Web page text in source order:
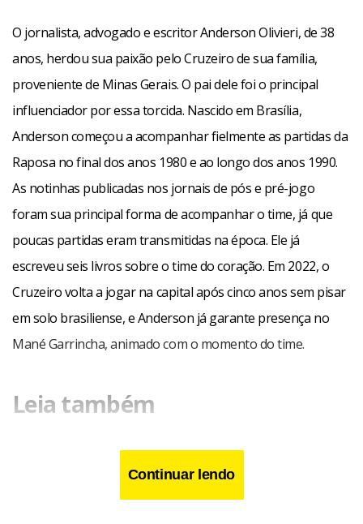
O jornalista, advogado e escritor Anderson Olivieri, de 38
anos, herdou sua paixão pelo Cruzeiro de sua família,
proveniente de Minas Gerais. O pai dele foi o principal
influenciador por essa torcida. Nascido em Brasília,
Anderson começou a acompanhar fielmente as partidas da
Raposa no final dos anos 1980 e ao longo dos anos 1990.
As notinhas publicadas nos jornais de pós e pré-jogo
foram sua principal forma de acompanhar o time, já que
poucas partidas eram transmitidas na época. Ele já
escreveu seis livros sobre o time do coração. Em 2022, o
Cruzeiro volta a jogar na capital após cinco anos sem pisar
em solo brasiliense, e Anderson já garante presença no
Mané Garrincha, animado com o momento do time.
Leia também
Cresspom se prepara para defender hegemonia no
Candangão Feminino
Palmeiras e Athletico terá transmissão em TV aberta
Continuar lendo